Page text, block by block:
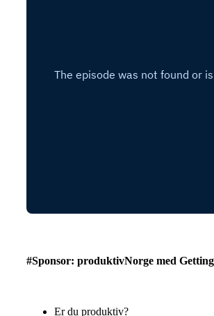
#Sponsor: produktivNorge med
Er du produktiv?